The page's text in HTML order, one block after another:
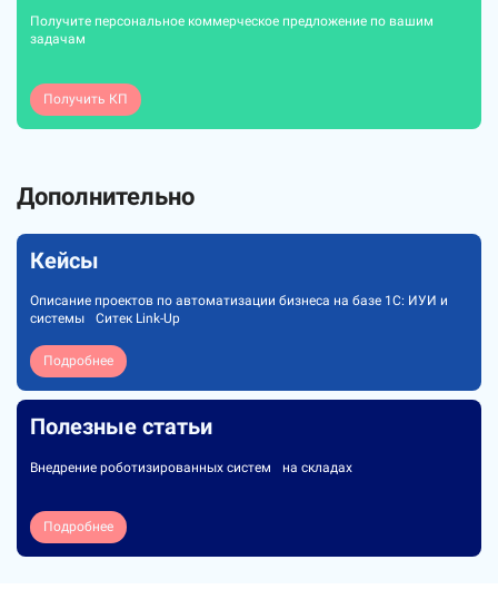
Получите персональное коммерческое предложение по вашим
задачам
Получить КП
Дополнительно
Кейсы
Описание проектов по автоматизации бизнеса на базе 1C: ИУИ и
системы Ситек Link-Up
Подробнее
Полезные статьи
Внедрение роботизированных систем на складах
Подробнее